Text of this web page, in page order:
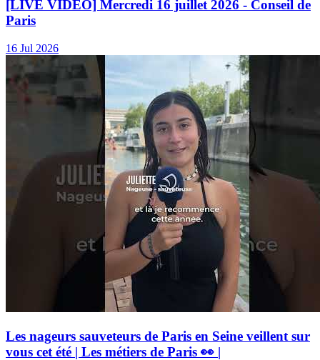
[LIVE VIDEO] Mercredi 16 juillet 2026 - Conseil de
Paris
16 Jul 2026
Les nageurs sauveteurs de Paris en Seine veillent sur
vous cet été | Les métiers de Paris 👀 |